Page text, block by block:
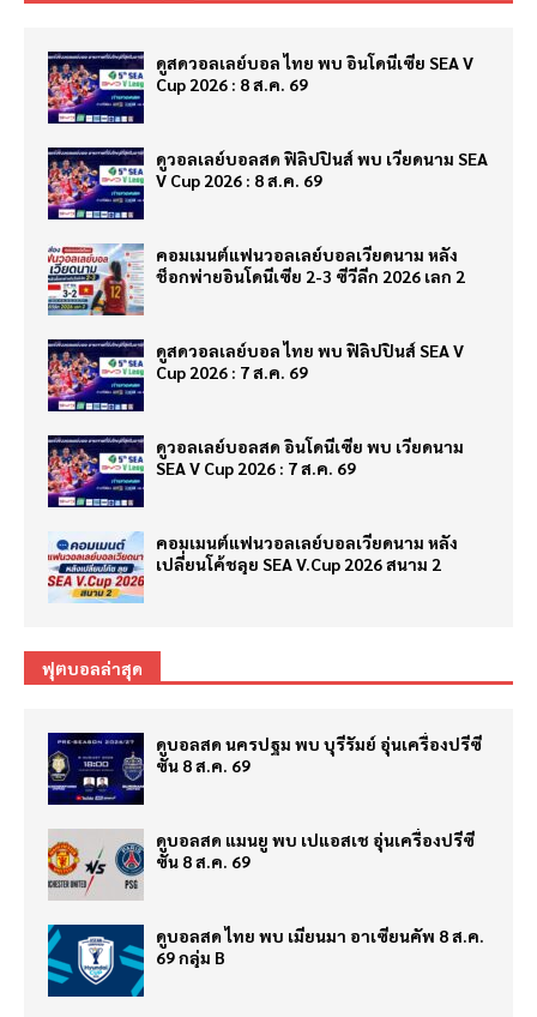
ดูสดวอลเลย์บอล ไทย พบ อินโดนีเซีย SEA V
Cup 2026 : 8 ส.ค. 69
ดูวอลเลย์บอลสด ฟิลิปปินส์ พบ เวียดนาม SEA
V Cup 2026 : 8 ส.ค. 69
คอมเมนต์แฟนวอลเลย์บอลเวียดนาม หลัง
ช็อกพ่ายอินโดนีเซีย 2-3 ซีวีลีก 2026 เลก 2
ดูสดวอลเลย์บอล ไทย พบ ฟิลิปปินส์ SEA V
Cup 2026 : 7 ส.ค. 69
ดูวอลเลย์บอลสด อินโดนีเซีย พบ เวียดนาม
SEA V Cup 2026 : 7 ส.ค. 69
คอมเมนต์แฟนวอลเลย์บอลเวียดนาม หลัง
เปลี่ยนโค้ชลุย SEA V.Cup 2026 สนาม 2
ฟุตบอลล่าสุด
ดูบอลสด นครปฐม พบ บุรีรัมย์ อุ่นเครื่องปรีซี
ซั่น 8 ส.ค. 69
ดูบอลสด แมนยู พบ เปแอสเช อุ่นเครื่องปรีซี
ซั่น 8 ส.ค. 69
ดูบอลสด ไทย พบ เมียนมา อาเซียนคัพ 8 ส.ค.
69 กลุ่ม B